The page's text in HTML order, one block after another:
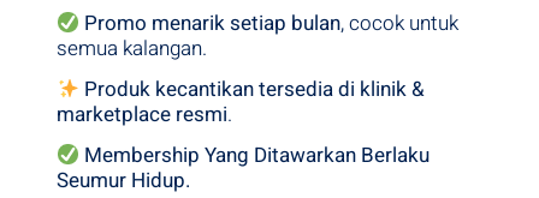
Promo menarik setiap bulan, cocok untuk
semua kalangan.
Produk kecantikan tersedia di klinik &
marketplace resmi.
Membership Yang Ditawarkan Berlaku
Seumur Hidup.